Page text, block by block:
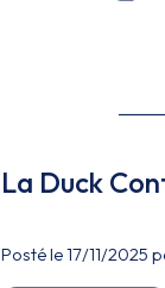
La Duck
Posté le 17/11/2025